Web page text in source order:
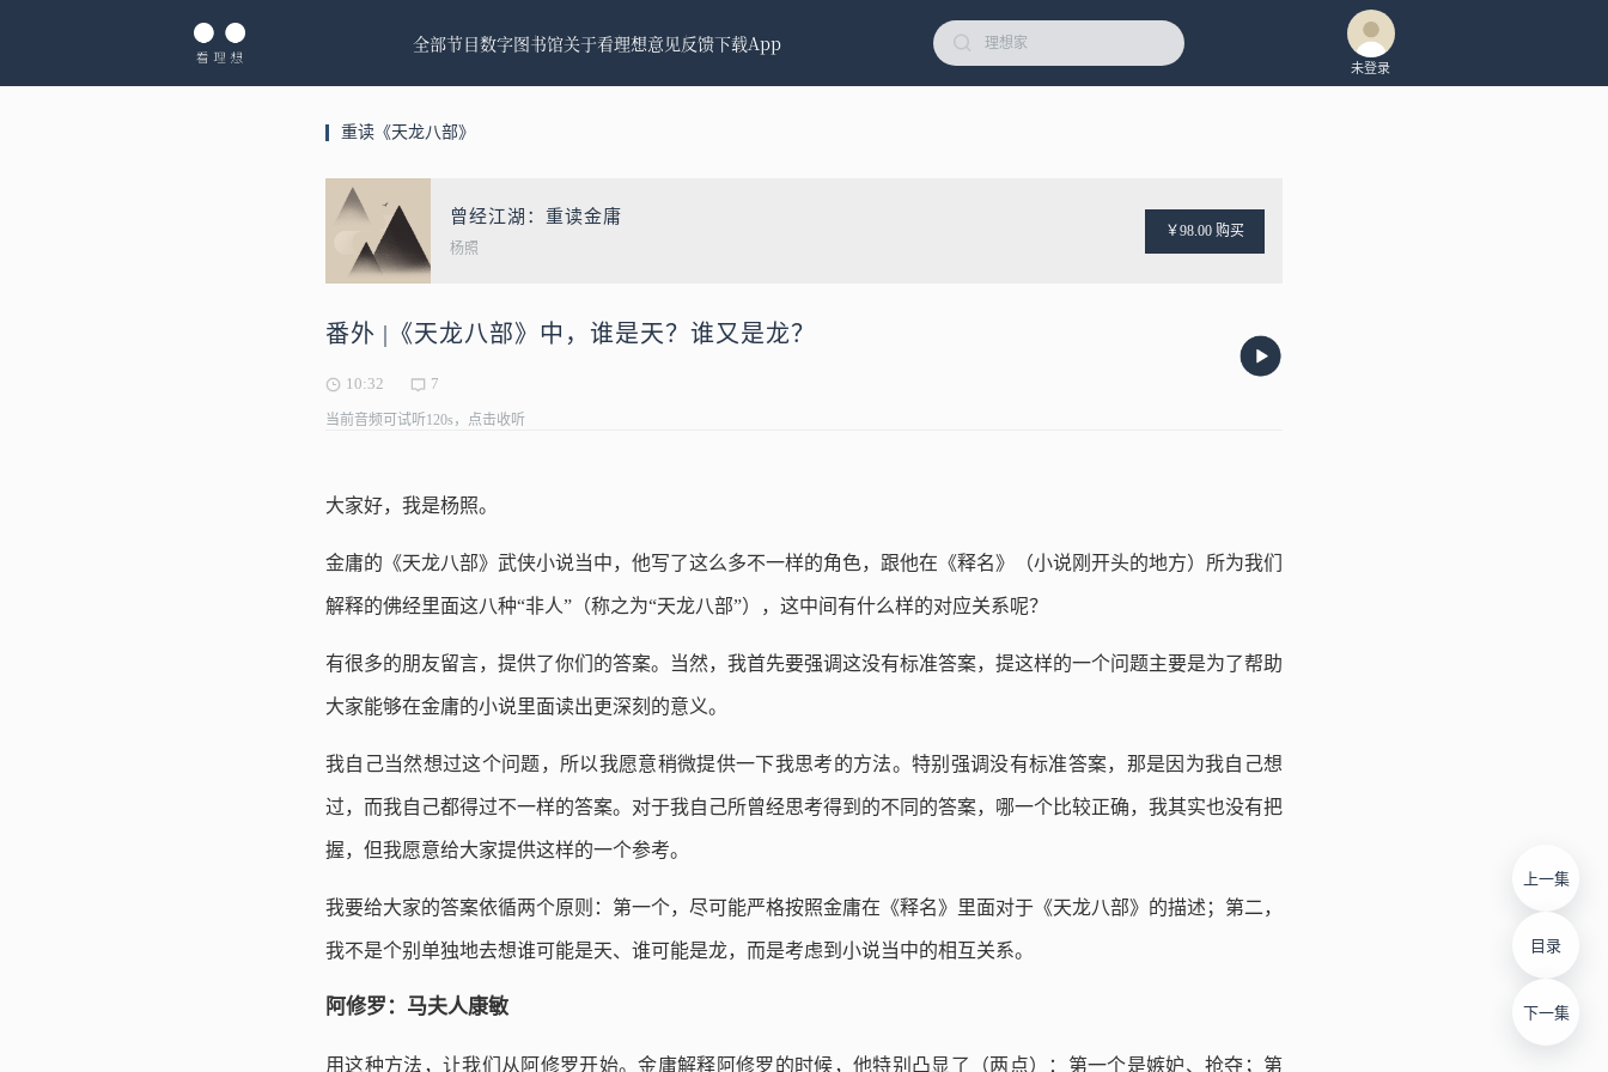
全部节目数字图书馆关于看理想意见反馈下载App
未登录
重读《天龙八部》
曾经江湖：重读金庸
杨照
￥98.00 购买
番外 |《天龙八部》中，谁是天？谁又是龙？
10:32 7
当前音频可试听120s，点击收听
上一集
目录
下一集
大家好，我是杨照。
金庸的《天龙八部》武侠小说当中，他写了这么多不一样的角色，跟他在《释名》（小说刚开头的地方）所为我们
解释的佛经里面这八种“非人”（称之为“天龙八部”），这中间有什么样的对应关系呢？
有很多的朋友留言，提供了你们的答案。当然，我首先要强调这没有标准答案，提这样的一个问题主要是为了帮助
大家能够在金庸的小说里面读出更深刻的意义。
我自己当然想过这个问题，所以我愿意稍微提供一下我思考的方法。特别强调没有标准答案，那是因为我自己想
过，而我自己都得过不一样的答案。对于我自己所曾经思考得到的不同的答案，哪一个比较正确，我其实也没有把
握，但我愿意给大家提供这样的一个参考。
我要给大家的答案依循两个原则：第一个，尽可能严格按照金庸在《释名》里面对于《天龙八部》的描述；第二，
我不是个别单独地去想谁可能是天、谁可能是龙，而是考虑到小说当中的相互关系。
阿修罗：马夫人康敏
用这种方法，让我们从阿修罗开始。金庸解释阿修罗的时候，他特别凸显了（两点）：第一个是嫉妒、抢夺；第